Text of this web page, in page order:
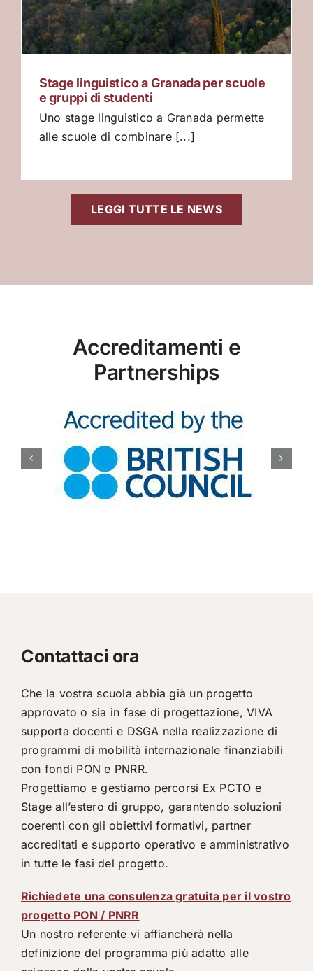
Stage linguistico a Granada per scuole
e gruppi di studenti
Uno stage linguistico a Granada permette
alle scuole di combinare [...]
LEGGI TUTTE LE NEWS
Accreditamenti e
Partnerships
Contattaci ora
Che la vostra scuola abbia già un progetto
approvato o sia in fase di progettazione, VIVA
supporta docenti e DSGA nella realizzazione di
programmi di mobilità internazionale finanziabili
con fondi PON e PNRR.
Progettiamo e gestiamo percorsi Ex PCTO e
Stage all’estero di gruppo, garantendo soluzioni
coerenti con gli obiettivi formativi, partner
accreditati e supporto operativo e amministrativo
in tutte le fasi del progetto.
Richiedete una consulenza gratuita per il vostro
progetto PON / PNRR
Un nostro referente vi affiancherà nella
definizione del programma più adatto alle